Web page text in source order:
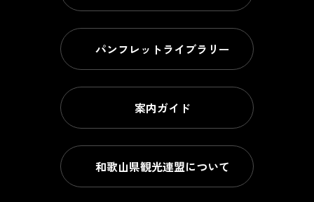
パンフレットライブラリー
案内ガイド
和歌山県観光連盟について